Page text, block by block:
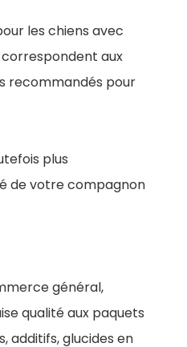
les chiens avec
aux
recommandés pour
plus
de votre compagnon
général,
qualité aux paquets
glucides en